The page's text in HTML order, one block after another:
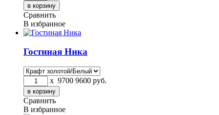
Сравнить
В избранное
Гостиная Ника
x 9700 9600 руб.
Сравнить
В избранное